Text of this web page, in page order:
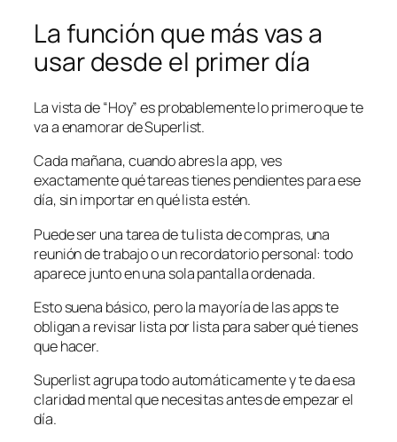
La función que más vas a
usar desde el primer día
La vista de “Hoy” es probablemente lo primero que te
va a enamorar de Superlist.
Cada mañana, cuando abres la app, ves
exactamente qué tareas tienes pendientes para ese
día, sin importar en qué lista estén.
Puede ser una tarea de tu lista de compras, una
reunión de trabajo o un recordatorio personal: todo
aparece junto en una sola pantalla ordenada.
Esto suena básico, pero la mayoría de las apps te
obligan a revisar lista por lista para saber qué tienes
que hacer.
Superlist agrupa todo automáticamente y te da esa
claridad mental que necesitas antes de empezar el
día.